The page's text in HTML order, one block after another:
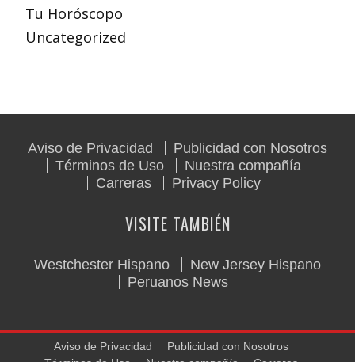
Tu Horóscopo
Uncategorized
Aviso de Privacidad
Publicidad con Nosotros
Términos de Uso
Nuestra compañía
Carreras
Privacy Policy
VISITE TAMBIÉN
Westchester Hispano
New Jersey Hispano
Peruanos News
Aviso de Privacidad
Publicidad con Nosotros